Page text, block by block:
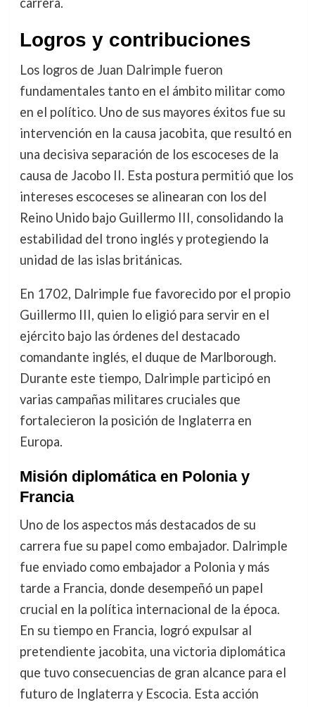
Logros y contribuciones
Los logros de Juan Dalrimple fueron
fundamentales tanto en el ámbito militar como
en el político. Uno de sus mayores éxitos fue su
intervención en la causa jacobita, que resultó en
una decisiva separación de los escoceses de la
causa de Jacobo II. Esta postura permitió que los
intereses escoceses se alinearan con los del
Reino Unido bajo Guillermo III, consolidando la
estabilidad del trono inglés y protegiendo la
unidad de las islas británicas.
En 1702, Dalrimple fue favorecido por el propio
Guillermo III, quien lo eligió para servir en el
ejército bajo las órdenes del destacado
comandante inglés, el duque de Marlborough.
Durante este tiempo, Dalrimple participó en
varias campañas militares cruciales que
fortalecieron la posición de Inglaterra en
Europa.
Misión diplomática en Polonia y
Francia
Uno de los aspectos más destacados de su
carrera fue su papel como embajador. Dalrimple
fue enviado como embajador a Polonia y más
tarde a Francia, donde desempeñó un papel
crucial en la política internacional de la época.
En su tiempo en Francia, logró expulsar al
pretendiente jacobita, una victoria diplomática
que tuvo consecuencias de gran alcance para el
futuro de Inglaterra y Escocia. Esta acción